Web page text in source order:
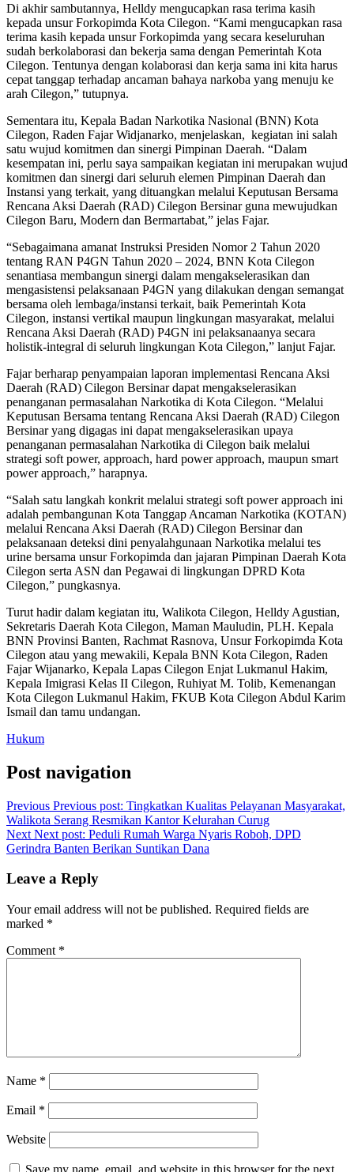
Di akhir sambutannya, Helldy mengucapkan rasa terima kasih
kepada unsur Forkopimda Kota Cilegon. “Kami mengucapkan rasa
terima kasih kepada unsur Forkopimda yang secara keseluruhan
sudah berkolaborasi dan bekerja sama dengan Pemerintah Kota
Cilegon. Tentunya dengan kolaborasi dan kerja sama ini kita harus
cepat tanggap terhadap ancaman bahaya narkoba yang menuju ke
arah Cilegon,” tutupnya.
Sementara itu, Kepala Badan Narkotika Nasional (BNN) Kota
Cilegon, Raden Fajar Widjanarko, menjelaskan, kegiatan ini salah
satu wujud komitmen dan sinergi Pimpinan Daerah. “Dalam
kesempatan ini, perlu saya sampaikan kegiatan ini merupakan wujud
komitmen dan sinergi dari seluruh elemen Pimpinan Daerah dan
Instansi yang terkait, yang dituangkan melalui Keputusan Bersama
Rencana Aksi Daerah (RAD) Cilegon Bersinar guna mewujudkan
Cilegon Baru, Modern dan Bermartabat,” jelas Fajar.
“Sebagaimana amanat Instruksi Presiden Nomor 2 Tahun 2020
tentang RAN P4GN Tahun 2020 – 2024, BNN Kota Cilegon
senantiasa membangun sinergi dalam mengakselerasikan dan
mengasistensi pelaksanaan P4GN yang dilakukan dengan semangat
bersama oleh lembaga/instansi terkait, baik Pemerintah Kota
Cilegon, instansi vertikal maupun lingkungan masyarakat, melalui
Rencana Aksi Daerah (RAD) P4GN ini pelaksanaanya secara
holistik-integral di seluruh lingkungan Kota Cilegon,” lanjut Fajar.
Fajar berharap penyampaian laporan implementasi Rencana Aksi
Daerah (RAD) Cilegon Bersinar dapat mengakselerasikan
penanganan permasalahan Narkotika di Kota Cilegon. “Melalui
Keputusan Bersama tentang Rencana Aksi Daerah (RAD) Cilegon
Bersinar yang digagas ini dapat mengakselerasikan upaya
penanganan permasalahan Narkotika di Cilegon baik melalui
strategi soft power, approach, hard power approach, maupun smart
power approach,” harapnya.
“Salah satu langkah konkrit melalui strategi soft power approach ini
adalah pembangunan Kota Tanggap Ancaman Narkotika (KOTAN)
melalui Rencana Aksi Daerah (RAD) Cilegon Bersinar dan
pelaksanaan deteksi dini penyalahgunaan Narkotika melalui tes
urine bersama unsur Forkopimda dan jajaran Pimpinan Daerah Kota
Cilegon serta ASN dan Pegawai di lingkungan DPRD Kota
Cilegon,” pungkasnya.
Turut hadir dalam kegiatan itu, Walikota Cilegon, Helldy Agustian,
Sekretaris Daerah Kota Cilegon, Maman Mauludin, PLH. Kepala
BNN Provinsi Banten, Rachmat Rasnova, Unsur Forkopimda Kota
Cilegon atau yang mewakili, Kepala BNN Kota Cilegon, Raden
Fajar Wijanarko, Kepala Lapas Cilegon Enjat Lukmanul Hakim,
Kepala Imigrasi Kelas II Cilegon, Ruhiyat M. Tolib, Kemenangan
Kota Cilegon Lukmanul Hakim, FKUB Kota Cilegon Abdul Karim
Ismail dan tamu undangan.
Hukum
Post navigation
Previous Previous post: Tingkatkan Kualitas Pelayanan Masyarakat,
Walikota Serang Resmikan Kantor Kelurahan Curug
Next Next post: Peduli Rumah Warga Nyaris Roboh, DPD
Gerindra Banten Berikan Suntikan Dana
Leave a Reply
Your email address will not be published. Required fields are
marked *
Comment *
Name *
Email *
Website
Save my name, email, and website in this browser for the next